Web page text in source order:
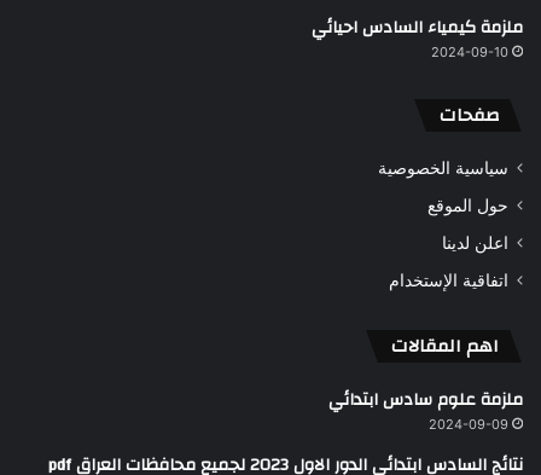
ملزمة كيمياء السادس احيائي
2024-09-10
صفحات
سياسية الخصوصية
حول الموقع
اعلن لدينا
اتفاقية الإستخدام
اهم المقالات
ملزمة علوم سادس ابتدائي
2024-09-09
نتائج السادس ابتدائي الدور الاول 2023 لجميع محافظات العراق pdf